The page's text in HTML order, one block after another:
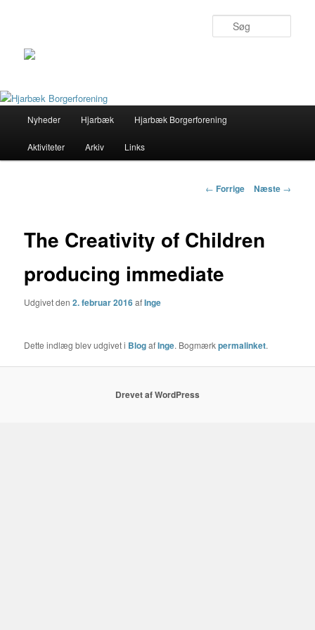
Fortsæt
til
Nyheder Hjarbæk Hjarbæk Borgerforening
Aktiviteter Arkiv Links
Indlægs
← Forrige Næste →
The Creativity of Children
producing immediate
Udgivet den2. februar 2016afInge
Dette indlæg blev udgivet i BlogafInge. Bogmærkpermalinket.
Drevet af WordPress